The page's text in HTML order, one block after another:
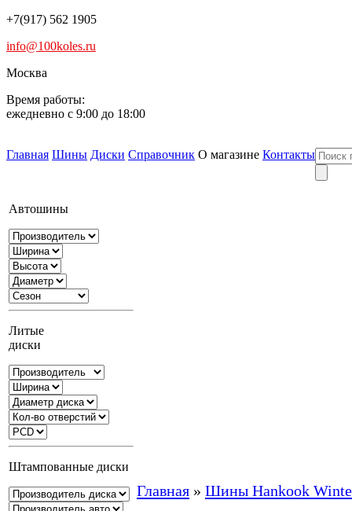
+7(917) 562 1905
info@100koles.ru
Москва
Время работы:
ежедневно с 9:00 до 18:00
Главная Шины Диски Справочник О магазине Контакты
Автошины
Литые
диски
Штампованные диски
Главная » Шины Hankook